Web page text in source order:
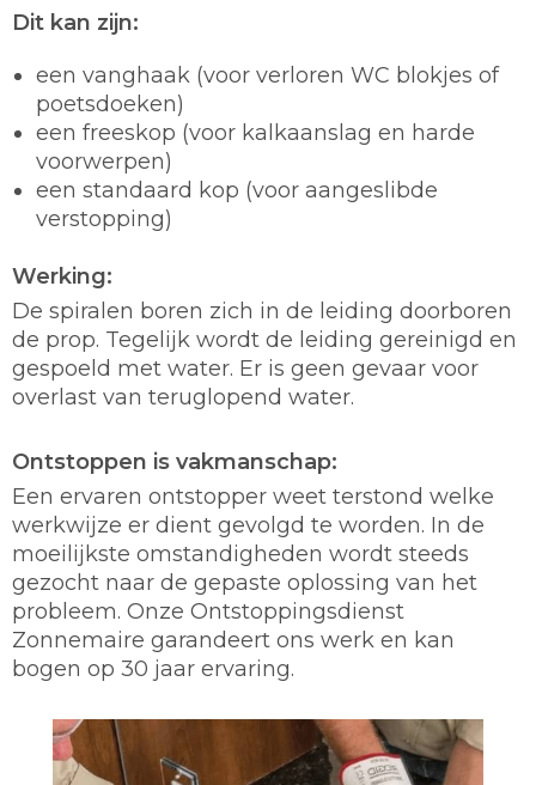
Dit kan zijn:
een vanghaak (voor verloren WC blokjes of
poetsdoeken)
een freeskop (voor kalkaanslag en harde
voorwerpen)
een standaard kop (voor aangeslibde
verstopping)
Werking:
De spiralen boren zich in de leiding doorboren
de prop. Tegelijk wordt de leiding gereinigd en
gespoeld met water. Er is geen gevaar voor
overlast van teruglopend water.
Ontstoppen is vakmanschap:
Een ervaren ontstopper weet terstond welke
werkwijze er dient gevolgd te worden. In de
moeilijkste omstandigheden wordt steeds
gezocht naar de gepaste oplossing van het
probleem. Onze Ontstoppingsdienst
Zonnemaire garandeert ons werk en kan
bogen op 30 jaar ervaring.